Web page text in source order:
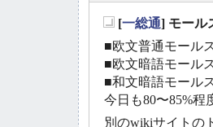
[一総通] モール
■欧文普通モール
■欧文暗語モール
■和文暗語モール
今日も80〜85%程
別のwikiサイトの